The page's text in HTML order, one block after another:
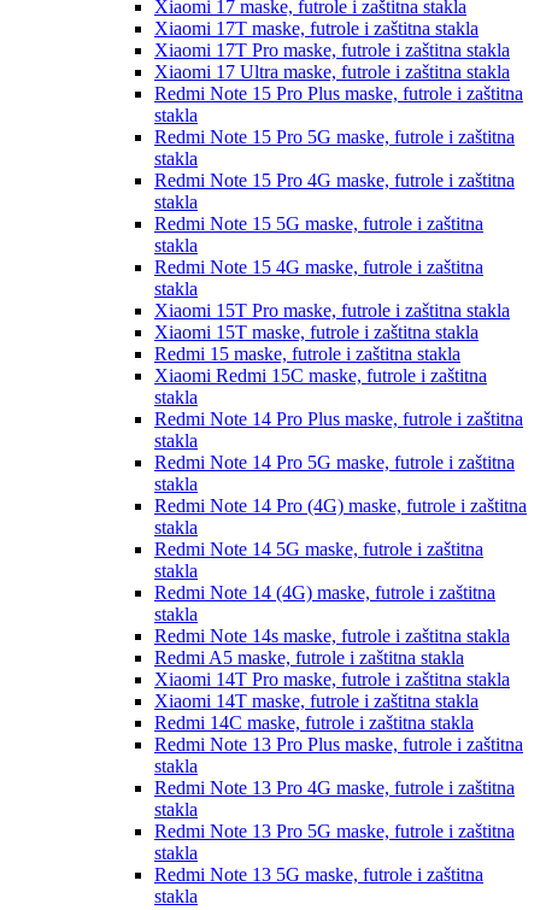
Xiaomi 17 maske, futrole i zaštitna stakla
Xiaomi 17T maske, futrole i zaštitna stakla
Xiaomi 17T Pro maske, futrole i zaštitna stakla
Xiaomi 17 Ultra maske, futrole i zaštitna stakla
Redmi Note 15 Pro Plus maske, futrole i zaštitna
stakla
Redmi Note 15 Pro 5G maske, futrole i zaštitna
stakla
Redmi Note 15 Pro 4G maske, futrole i zaštitna
stakla
Redmi Note 15 5G maske, futrole i zaštitna
stakla
Redmi Note 15 4G maske, futrole i zaštitna
stakla
Xiaomi 15T Pro maske, futrole i zaštitna stakla
Xiaomi 15T maske, futrole i zaštitna stakla
Redmi 15 maske, futrole i zaštitna stakla
Xiaomi Redmi 15C maske, futrole i zaštitna
stakla
Redmi Note 14 Pro Plus maske, futrole i zaštitna
stakla
Redmi Note 14 Pro 5G maske, futrole i zaštitna
stakla
Redmi Note 14 Pro (4G) maske, futrole i zaštitna
stakla
Redmi Note 14 5G maske, futrole i zaštitna
stakla
Redmi Note 14 (4G) maske, futrole i zaštitna
stakla
Redmi Note 14s maske, futrole i zaštitna stakla
Redmi A5 maske, futrole i zaštitna stakla
Xiaomi 14T Pro maske, futrole i zaštitna stakla
Xiaomi 14T maske, futrole i zaštitna stakla
Redmi 14C maske, futrole i zaštitna stakla
Redmi Note 13 Pro Plus maske, futrole i zaštitna
stakla
Redmi Note 13 Pro 4G maske, futrole i zaštitna
stakla
Redmi Note 13 Pro 5G maske, futrole i zaštitna
stakla
Redmi Note 13 5G maske, futrole i zaštitna
stakla